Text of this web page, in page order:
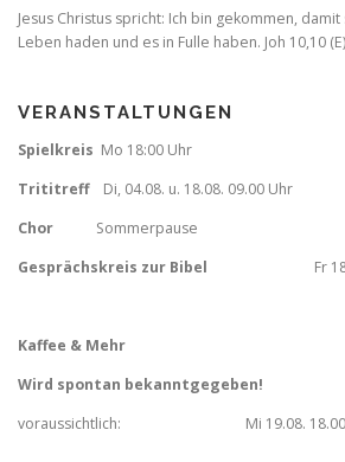
Jesus Christus spricht: Ich bin gekommen, damit
Leben haden und es in Fulle haben. Joh 10,10 (E)
VERANSTALTUNGEN
Spielkreis Mo 18:00 Uhr
TrititreffDi, 04.08. u. 18.08. 09.00 Uhr
Chor Sommerpause
Gesprächskreis zur Bibel Fr
Kaffee & Mehr
Wird spontan bekanntgegeben!
voraussichtlich: Mi 19.08. 18.00